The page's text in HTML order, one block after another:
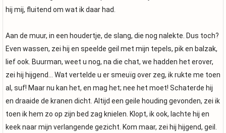
hij mij, fluitend om wat ik daar had.
Aan de muur, in een houdertje, de slang, die nog nalekte. Dus toch?
Even wassen, zei hij en speelde geil met mijn tepels, pik en balzak,
lief ook. Buurman, weet u nog, na die chat, we hadden het erover,
zei hij hijgend… Wat vertelde u er smeuïg over zeg, ik rukte me toen
al, suf! Maar nu kan het, en mag het; nee het moet! Schaterde hij
en draaide de kranen dicht. Altijd een geile houding gevonden, zei ik
toen ik hem zo op zijn bed zag knielen. Klopt, ik ook, lachte hij en
keek naar mijn verlangende gezicht. Kom maar, zei hij hijgend, geil.